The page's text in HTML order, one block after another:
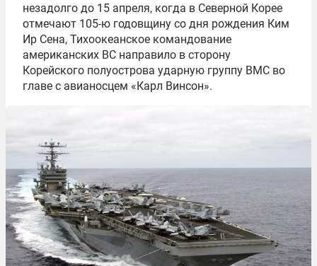
незадолго до 15 апреля, когда в Северной Корее
отмечают 105-ю годовщину со дня рождения Ким
Ир Сена, Тихоокеанское командование
американских ВС направило в сторону
Корейского полуострова ударную группу ВМС во
главе с авианосцем «Карл Винсон».